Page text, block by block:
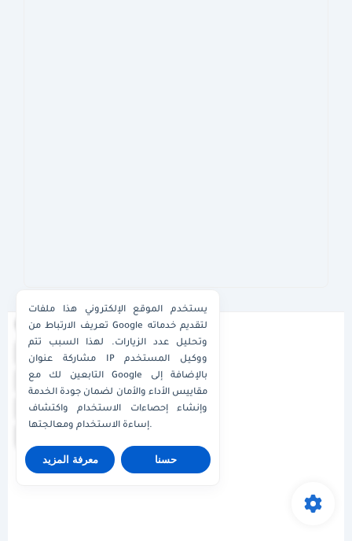
واتساب الكويت
واتساب قطر
واتساب عُمان
واتساب الإمارات
يستخدم الموقع الإلكتروني هذا ملفات
تعريف الارتباط من Google لتقديم خدماته
وتحليل عدد الزيارات. لهذا السبب تتم
مشاركة عنوان IP ووكيل المستخدم
التابعين لك مع Google بالإضافة إلى
مقاييس الأداء والأمان لضمان جودة الخدمة
وإنشاء إحصاءات الاستخدام واكتشاف
إساءة الاستخدام ومعالجتها.
معرفة المزيد حسنا